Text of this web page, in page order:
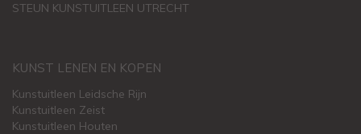
STEUN KUNSTUITLEEN UTRECHT
KUNST LENEN EN KOPEN
Kunstuitleen Leidsche Rijn
Kunstuitleen Zeist
Kunstuitleen Houten